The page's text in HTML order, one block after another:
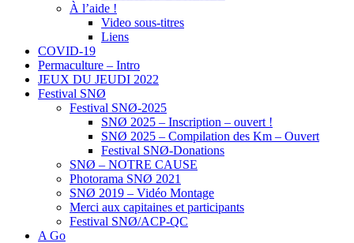
À l’aide !
Video sous-titres
Liens
COVID-19
Permaculture – Intro
JEUX DU JEUDI 2022
Festival SNØ
Festival SNØ-2025
SNØ 2025 – Inscription – ouvert !
SNØ 2025 – Compilation des Km – Ouvert
Festival SNØ-Donations
SNØ – NOTRE CAUSE
Photorama SNØ 2021
SNØ 2019 – Vidéo Montage
Merci aux capitaines et participants
Festival SNØ/ACP-QC
A Go